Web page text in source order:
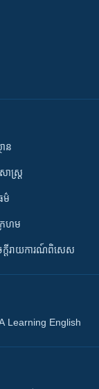
ាន
ាស្រ្ត
ម៌
ក្រហម
តីរាយការណ៍ពិសេស
Learning English